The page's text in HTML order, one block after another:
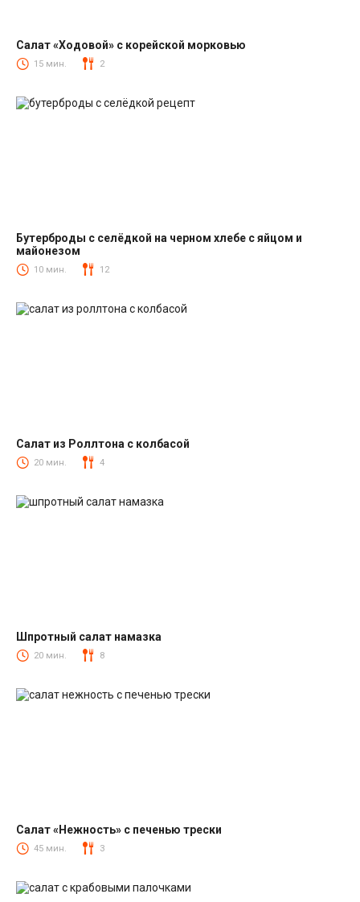
Салаты с корейской морковкой
Салат «Ходовой» с корейской морковью
15 мин. 2
Закуски
Бутерброды с селёдкой на черном хлебе с яйцом и
майонезом
10 мин. 12
Салаты с колбасой
Салат из Роллтона с колбасой
20 мин. 4
Салаты со шпротами
Шпротный салат намазка
20 мин. 8
Салаты из печени трески
Салат «Нежность» с печенью трески
45 мин. 3